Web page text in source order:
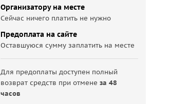
Организатору на месте
Сейчас ничего платить не нужно
Предоплата на сайте
Оставшуюся сумму заплатить на месте
Для предоплаты доступен полный
возврат средств при отменеза 48
часов